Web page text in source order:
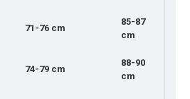
71-76 cm
85-87
cm
74-79 cm
88-90
cm